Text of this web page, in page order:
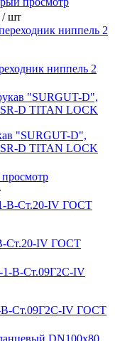
/ шт
ниппель 2
"SURGUT-D",
D TITAN LOCK
Ст.20-IV ГОСТ
B-Ст.09Г2С-IV ГОСТ